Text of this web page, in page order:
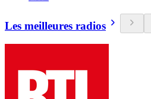
Les meilleures radios